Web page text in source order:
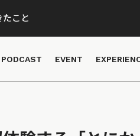
たこと
PODCAST EVENT